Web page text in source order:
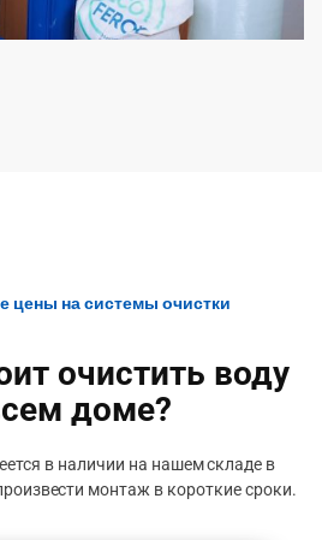
цены на системы очистки
очистить воду
доме?
в наличии на нашем складе в
монтаж в короткие сроки.